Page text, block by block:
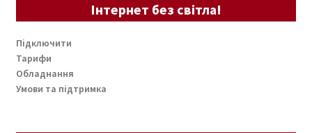
Інтернет без світла!
Підключити
Тарифи
Обладнання
Умови та підтримка